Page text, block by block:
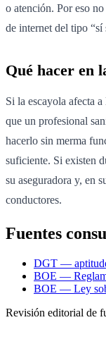
o atención. Por eso
de internet del tipo “sí
Qué hacer en
Si la escayola afecta
que un profesional
hacerlo sin merma
suficiente. Si existen
su aseguradora y, en
conductores.
Fuentes
DGT —
BOE —
BOE — Ley
Revisión editorial de